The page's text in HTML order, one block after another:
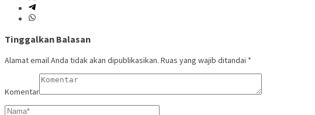
Tinggalkan Balasan
Alamat email Anda tidak akan dipublikasikan. Ruas yang wajib ditandai *
Komentar